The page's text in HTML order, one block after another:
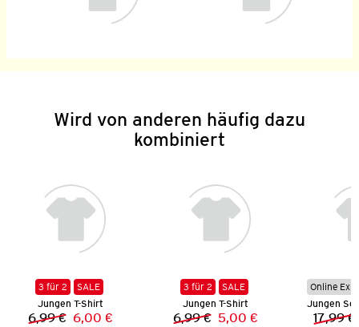
Wird von anderen häufig dazu
kombiniert
3 für 2
SALE
Jungen T-Shirt
Vorheriger Preis:
6,99 € Neuer Preis:
6,00 €
3 für 2
SALE
Jungen T-Shirt
Vorheriger Preis:
6,99 € Neuer Preis:
5,00 €
Online
17,99 €